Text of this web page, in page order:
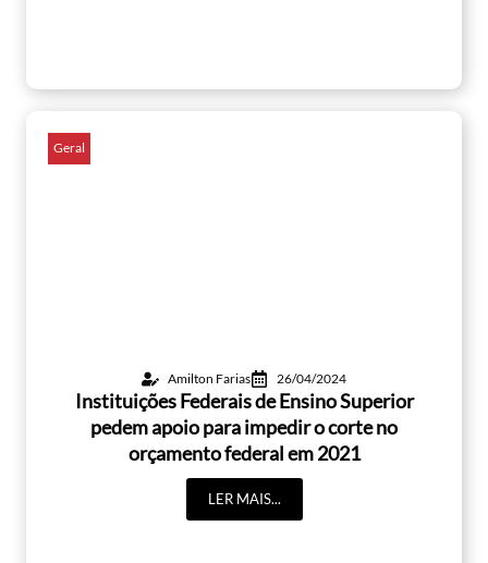
Geral
Amilton Farias 26/04/2024
Instituições Federais de Ensino Superior
pedem apoio para impedir o corte no
orçamento federal em 2021
LER MAIS...